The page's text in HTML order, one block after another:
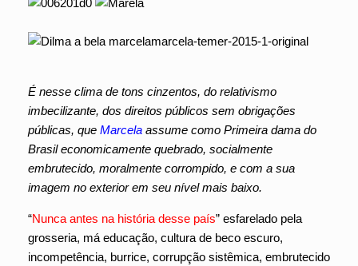
É nesse clima de tons cinzentos, do relativismo
imbecilizante, dos direitos públicos sem obrigações
públicas, que Marcela assume como Primeira dama do
Brasil economicamente quebrado, socialmente
embrutecido, moralmente corrompido, e com a sua
imagem no exterior em seu nível mais baixo.
“Nunca antes na história desse país” esfarelado pela
grosseria, má educação, cultura de beco escuro,
incompetência, burrice, corrupção sistêmica, embrutecido